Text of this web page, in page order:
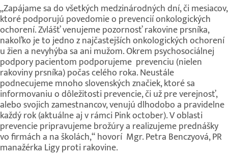
„Zapájame sa do všetkých medzinárodných dní, či mesiacov,
ktoré podporujú povedomie o prevencií onkologických
ochorení. Zvlášť venujeme pozornosť rakovine prsníka,
nakoľko je to jedno z najčastejších onkologických ochorení
u žien a nevyhýba sa ani mužom. Okrem psychosociálnej
podpory pacientom podporujeme prevenciu (nielen
rakoviny prsníka) počas celého roka. Neustále
podnecujeme mnoho slovenských značiek, ktoré sa
informovaniu o dôležitosti prevencie, či už pre verejnosť,
alebo svojich zamestnancov, venujú dlhodobo a pravidelne
každý rok (aktuálne aj v rámci Pink october). V oblasti
prevencie pripravujeme brožúry a realizujeme prednášky
vo firmách a na školách,“ hovorí Mgr. Petra Benczyová, PR
manažérka Ligy proti rakovine.